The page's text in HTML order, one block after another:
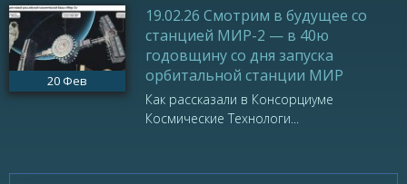
20 Фев
19.02.26 Смотрим в будущее со
станцией МИР-2 — в 40ю
годовщину со дня запуска
орбитальной станции МИР
Как рассказали в Консорциуме
Космические Технологи...